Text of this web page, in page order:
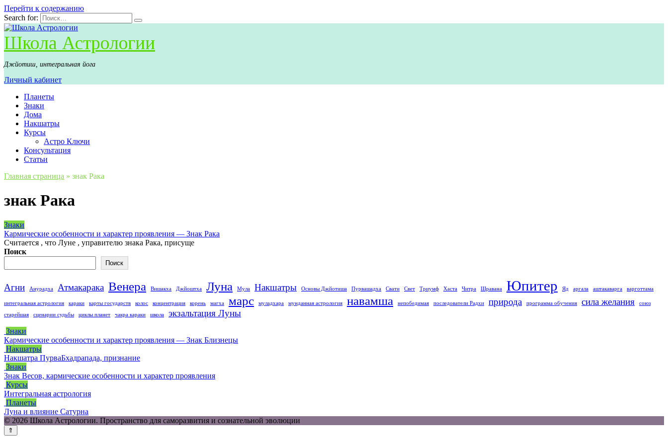
Перейти к содержанию
Search for:
Школа Астрологии
Джйотиш, интегральная йога
Личный кабинет
Планеты
Знаки
Дома
Накшатры
Курсы
Астро Ключи
Консультация
Статьи
Главная страница » знак Рака
знак Рака
Знаки
Кармические особенности и характер проявления — Знак Рака
Считается , что Луне , управителю знака Рака, присуще
Поиск
Поиск
Агни Анурадха Атмакарака Венера Вишакха Джйоштха Луна Мула Накшатры Основы Джйотиша Пурвашадха Свати Свет Триумф Хаста Читра Шравана Юпитер Яд аргала аштакаварга варготтама
интегральная астрология караки карты государств колос концентрация корень магха марс муладхара мунданная астрология навамша непобедимая последователи Радхи природа программа обучения сила желания союз
старейшая сценарии судьбы циклы планет чакра караки школа экзальтация Луны
Знаки
Кармические особенности и характер проявления — Знак Близнецы
Накшатры
Накшатра ПурваБхадрапада, признание
Знаки
Знак Весов, кармические особенности и характер проявления
Курсы
Интегральная астрология
Планеты
Луна и влияние Сатурна
© 2026 Школа Астрологии. Пространство для саморазвития и сознательной эволюции